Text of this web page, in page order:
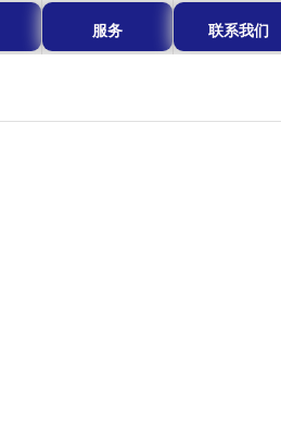
服务 联系我们